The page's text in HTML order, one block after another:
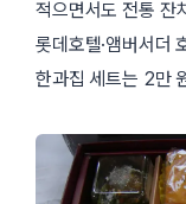
적으면서도 전통 잔
롯데호텔·앰버서더
한과집 세트는 2만